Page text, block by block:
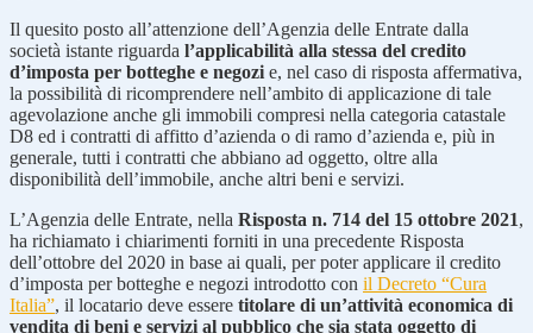
Il quesito posto all’attenzione dell’Agenzia delle Entrate dalla
società istante riguarda l’applicabilità alla stessa del credito
d’imposta per botteghe e negozi e, nel caso di risposta affermativa,
la possibilità di ricomprendere nell’ambito di applicazione di tale
agevolazione anche gli immobili compresi nella categoria catastale
D8 ed i contratti di affitto d’azienda o di ramo d’azienda e, più in
generale, tutti i contratti che abbiano ad oggetto, oltre alla
disponibilità dell’immobile, anche altri beni e servizi.
L’Agenzia delle Entrate, nella Risposta n. 714 del 15 ottobre 2021,
ha richiamato i chiarimenti forniti in una precedente Risposta
dell’ottobre del 2020 in base ai quali, per poter applicare il credito
d’imposta per botteghe e negozi introdotto con il Decreto “Cura
Italia”, il locatario deve essere titolare di un’attività economica di
vendita di beni e servizi al pubblico che sia stata oggetto di